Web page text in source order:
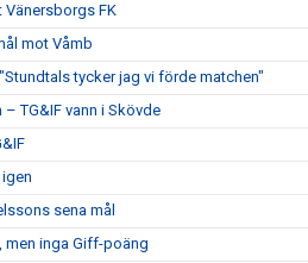
Vänersborgs FK
mot Våmb
tycker jag vi förde matchen"
TG&IF vann i Skövde
sena mål
men inga Giff-poäng